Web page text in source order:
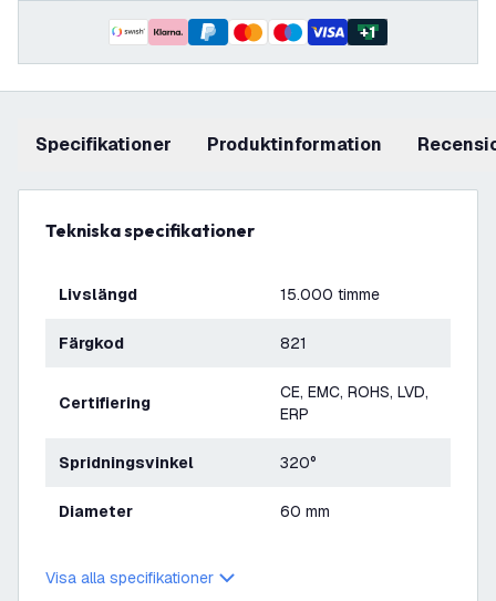
+1
Specifikationer produktinformation
Tekniska specifikationer
Livslängd 15.000 timme
Färgkod 821
Certifiering
CE, EMC, ROHS, LVD,
ERP
Spridningsvinkel 320°
Diameter 60 mm
Visa alla specifikationer